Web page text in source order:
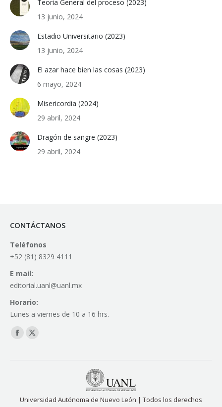
Teoría General del proceso (2023)
13 junio, 2024
Estadio Universitario (2023)
13 junio, 2024
El azar hace bien las cosas (2023)
6 mayo, 2024
Misericordia (2024)
29 abril, 2024
Dragón de sangre (2023)
29 abril, 2024
CONTÁCTANOS
Teléfonos
+52 (81) 8329 4111
E mail:
editorial.uanl@uanl.mx
Horario:
Lunes a viernes de 10 a 16 hrs.
Find us on:
Facebook
window
X
window
Universidad Autónoma de Nuevo León | Todos los derechos